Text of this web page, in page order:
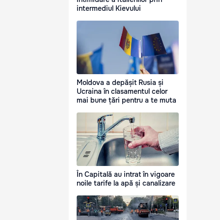
intermediul Kievului
Moldova a depășit Rusia și
Ucraina în clasamentul celor
mai bune țări pentru a te muta
În Capitală au intrat în vigoare
noile tarife la apă și canalizare